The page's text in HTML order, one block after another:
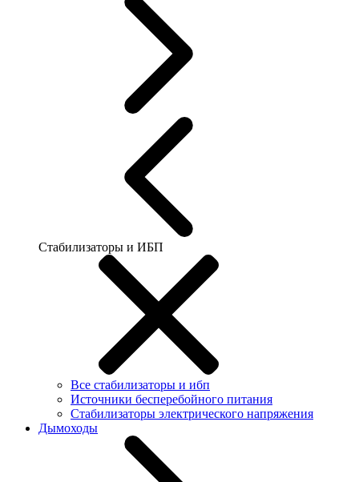
Стабилизаторы и ИБП
Все стабилизаторы и ибп
Источники бесперебойного питания
Стабилизаторы электрического напряжения
Дымоходы